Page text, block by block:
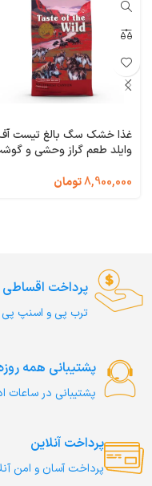
غذا خشک سگ بالغ تیست
وایلد طعم گراز وحشی و
of the Wild Southwest
8,900,000تومان
پرداخت اقساطی
ترب‌ پی و اسنپ
پشتیبانی همه
پشتیبانی در ساعات
پرداخت آنلاین
پرداخت آسان و امن